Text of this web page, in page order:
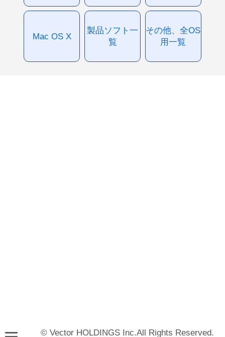
Mac OS X
製品ソフト一
覧
その他、全OS
用一覧
© Vector HOLDINGS Inc.All Rights Reserved.